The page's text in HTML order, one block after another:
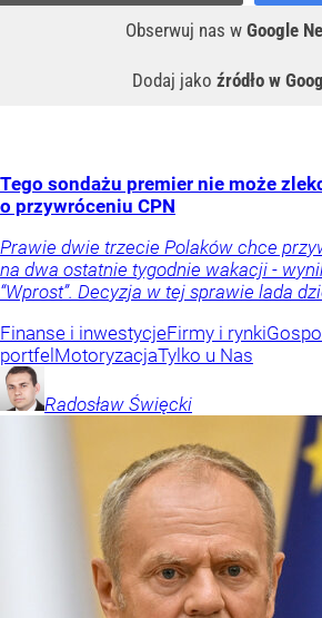
Obserwuj nas w Google
Dodaj jako źródło w
Tego sondażu premier nie może
o przywróceniu CPN
Prawie dwie trzecie Polaków chce
na dwa ostatnie tygodnie wakacji -
“Wprost”. Decyzja w tej sprawie lada
Finanse i inwestycjeFirmy i rynki
portfelMotoryzacjaTylko u Nas
Radosław Święcki